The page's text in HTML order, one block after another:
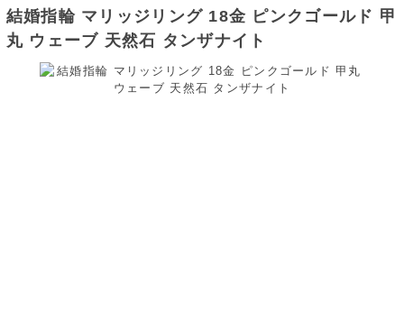
結婚指輪 マリッジリング 18金 ピンクゴールド 甲
丸 ウェーブ 天然石 タンザナイト